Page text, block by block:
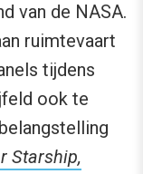
van de NASA.
ruimtevaart
tijdens
ook te
Starship,